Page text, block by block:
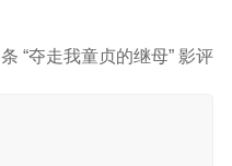
条 “夺走我童贞的继母” 影评